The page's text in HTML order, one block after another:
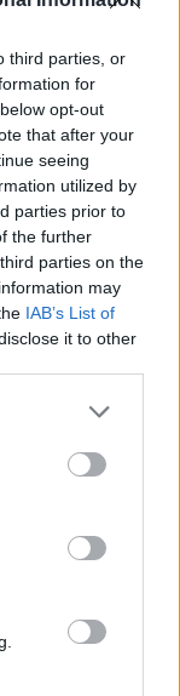
third parties, or
for
opt-out
that after your
seeing
utilized by
parties prior to
the further
parties on the
may
IAB’s List of
it to other